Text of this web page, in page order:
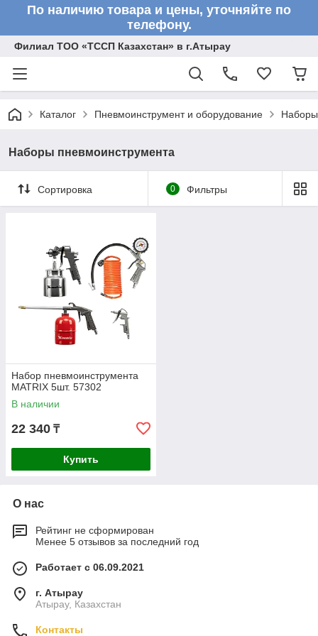
По наличию товара и цены, уточняйте по
телефону.
Филиал ТОО «ТССП Казахстан» в г.Атырау
Каталог Пневмоинструмент и оборудование
Наборы пневмоинструмента
Сортировка 0 Фильтры
Набор пневмоинструмента
MATRIX 5шт. 57302
В наличии
22 340 ₸
Купить
О нас
Рейтинг не сформирован
Менее 5 отзывов за последний год
Работает с 06.09.2021
г. Атырау
Атырау, Казахстан
Контакты